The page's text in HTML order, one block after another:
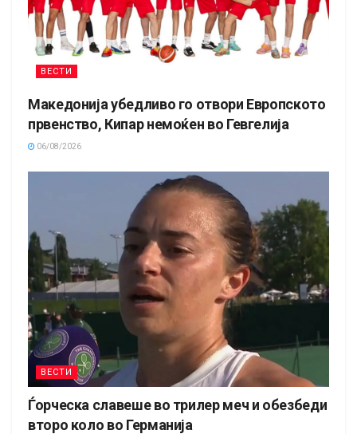
ВЕСТИ
Македонија убедливо го отвори Европското
првенство, Кипар немоќен во Гевгелија
06/08/2026
ВЕСТИ
Ѓорческа славеше во трилер меч и обезбеди
второ коло во Германија